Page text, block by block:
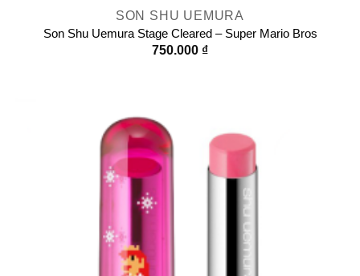
SON SHU UEMURA
Son Shu Uemura Stage Cleared – Super Mario Bros
750.000 ₫